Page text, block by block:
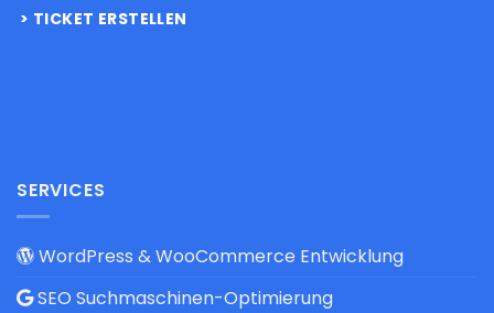
TICKET ERSTELLEN
SERVICES
WordPress & WooCommerce Entwicklung
SEO Suchmaschinen-Optimierung